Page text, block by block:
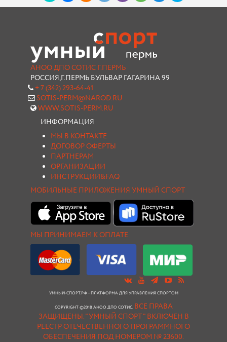
АНОО ДПО СОТИС Г.ПЕРМЬ
РОССИЯ,Г.ПЕРМЬ БУЛЬВАР ГАГАРИНА 99
+ 7 (342) 293-64-41
SOTIS-PERM@NAROD.RU
WWW.SOTIS-PERM.RU
ИНФОРМАЦИЯ
МЫ В КОНТАКТЕ
ДОГОВОР ОФЕРТЫ
ПАРТНЕРАМ
ОРГАНИЗАЦИИ
ИНСТРУКЦИИ&FAQ
МОБИЛЬНЫЕ ПРИЛОЖЕНИЯ УМНЫЙ СПОРТ
МЫ ПРИНИМАЕМ К ОПЛАТЕ
УМНЫЙ-СПОРТ.РФ - ПЛАТФОРМА ДЛЯ УПРАВЛЕНИЯ СПОРТОМ
COPYRIGHT ©2018 АНОО ДПО СОТИС. ВСЕ ПРАВА
ЗАЩИЩЕНЫ."УМНЫЙ СПОРТ " ВКЛЮЧЕН В
РЕЕСТР ОТЕЧЕСТВЕННОГО ПРОГРАММНОГО
ОБЕСПЕЧЕНИЯ ПОД НОМЕРОМ № 23600.